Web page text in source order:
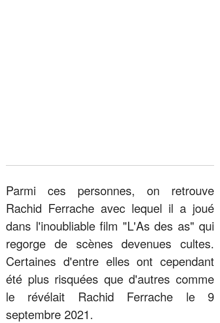
Parmi ces personnes, on retrouve
Rachid Ferrache avec lequel il a joué
dans l'inoubliable film "L'As des as" qui
regorge de scènes devenues cultes.
Certaines d'entre elles ont cependant
été plus risquées que d'autres comme
le révélait Rachid Ferrache le 9
septembre 2021.